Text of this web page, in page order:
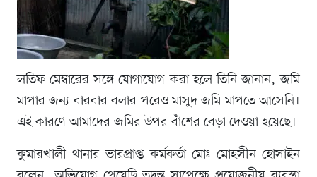
লতিফ মেম্বারের সঙ্গে যোগাযোগ করা হলে তিনি জানান, জমি
মাপার জন্য বারবার বলার পরেও মাসুদ জমি মাপতে আসেনি।
এই কারণে আমাদের জমির উপর বাঁশের বেড়া দেওয়া হয়েছে।
কুমারখালী থানার ভারপ্রাপ্ত কর্মকর্তা মোঃ মোহসীন হোসাইন